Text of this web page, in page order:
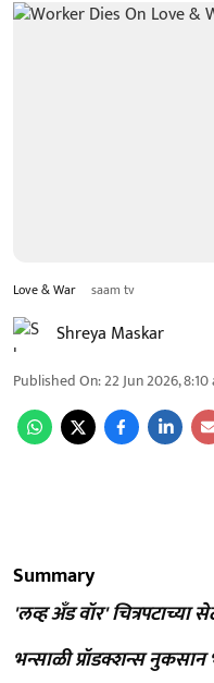
Love & War saam tv
Shreya Maskar
Published On:22 Jun 2026, 8:10
Summary
'लव्ह अँड वॉर' चित्रपटाच्या
भन्साळी प्रॉडक्शन्स